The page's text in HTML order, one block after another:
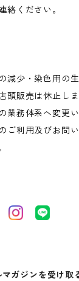
絡ください。
減少・染色用の
頭販売は休止しま
業務体系へ変更い
ご利用及びお問
マガジンを受け取